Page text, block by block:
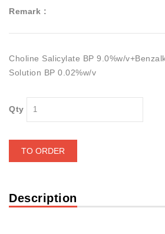
Remark :
Choline Salicylate BP 9.0%w/
Solution BP 0.02%w/v
Qty
TO ORDER
Description